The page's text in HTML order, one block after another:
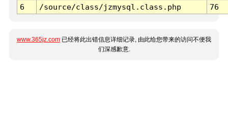
6
/source/class/jzmysql.class.php 76
www.365jz.com 已经将此出错信息详细记录, 由此给您带来的访问不便我
们深感歉意.